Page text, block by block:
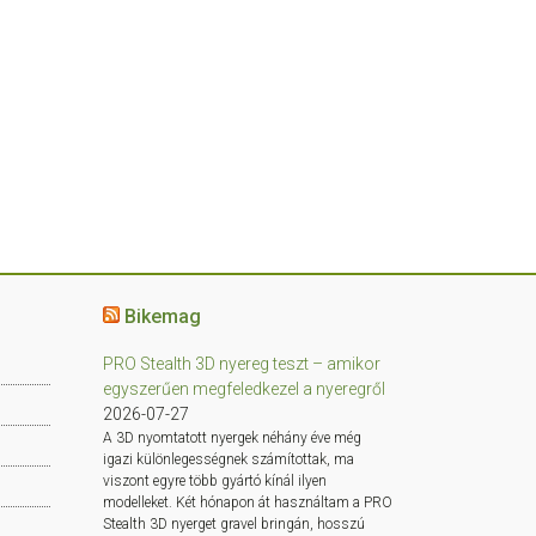
Bikemag
PRO Stealth 3D nyereg teszt – amikor
egyszerűen megfeledkezel a nyeregről
2026-07-27
A 3D nyomtatott nyergek néhány éve még
igazi különlegességnek számítottak, ma
viszont egyre több gyártó kínál ilyen
modelleket. Két hónapon át használtam a PRO
Stealth 3D nyerget gravel bringán, hosszú